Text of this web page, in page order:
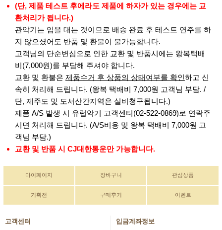
(단, 제품 테스트 후에라도 제품에 하자가 있는 경우에는 교
환처리가 됩니다.)
관악기는 입을 대는 것이므로 배송 완료 후 테스트 연주를 하
지 않으셨어도 반품 및 환불이 불가능합니다.
고객님의 단순변심으로 인한 교환 및 반품시에는 왕복택배
비(7,000원)를 부담해 주셔야 합니다.
교환 및 환불은 제품수거 후 상품의 상태여부를 확인하고 신
속히 처리해 드립니다. (왕복 택배비 7,000원 고객님 부담. /
단, 제주도 및 도서산간지역은 실비청구됩니다.)
제품 A/S 발생 시 유럽악기 고객센터(02-522-0869)로 연락주
시면 처리해 드립니다. (A/S비용 및 왕복 택배비 7,000원 고
객님 부담.)
교환 및 반품 시 CJ대한통운만 가능합니다.
마이페이지 장바구니 관심상품
기획전 구매후기 이벤트
고객센터 입금계좌정보